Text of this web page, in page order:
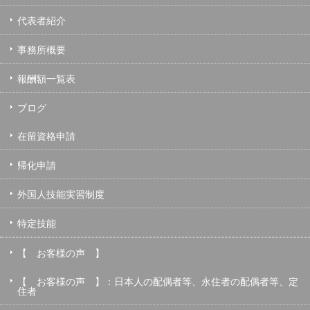
代表者紹介
事務所概要
報酬額一覧表
ブログ
在留資格申請
帰化申請
外国人技能実習制度
特定技能
【 お客様の声 】
【 お客様の声 】：日本人の配偶者等、永住者の配偶者等、定
住者